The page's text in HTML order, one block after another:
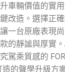
車輛價值的實
改造。選擇正
一台原廠表現
的靜謐與厚實
駕乘質感的
的聲學升級方